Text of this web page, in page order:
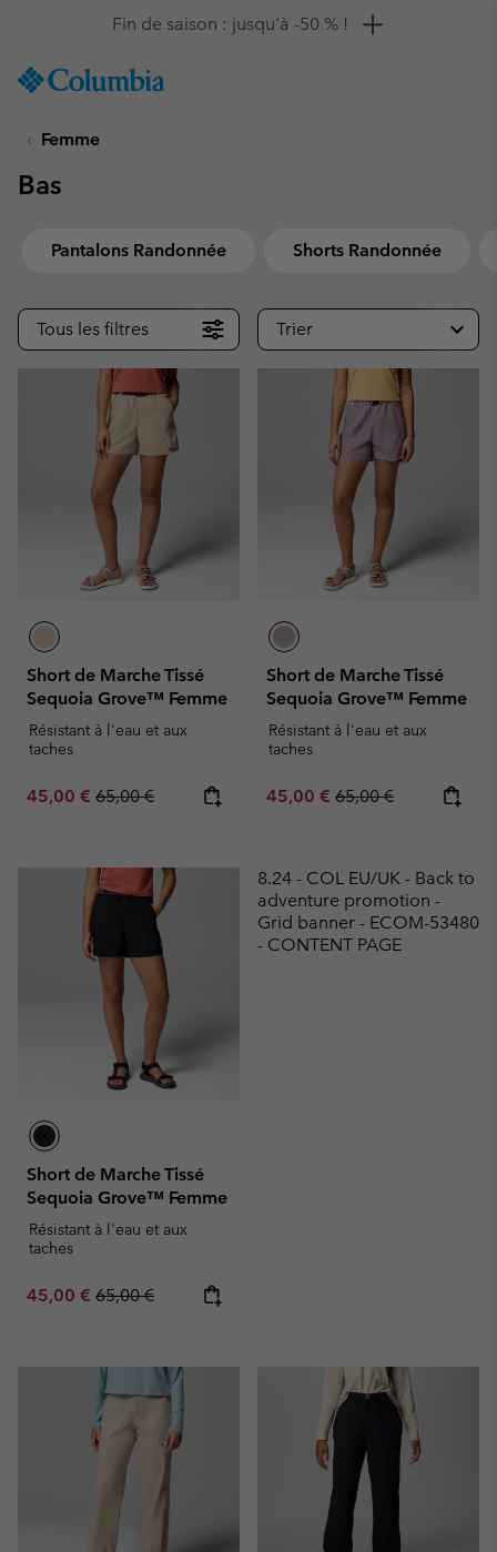
TO
SKIP
MAIN
SKIP
Remise de 10 % à saisir
Femme
Bas
Pantalons Randonnée Shorts Randonnée
Tous les filtres Trier
Short de Marche Tissé
Sequoia Grove™ Femme
Résistant à l'eau et aux
taches
Sale price:
45,00 € Regular price:
65,00 €
Short de Marche Tissé
Sequoia Grove™ Femme
Résistant à l'eau et aux
taches
Sale price:
45,00 € Regular price:
65,00 €
Short de Marche Tissé
Sequoia Grove™ Femme
Résistant à l'eau et aux
taches
Sale price:
45,00 € Regular price:
65,00 €
8.24 - COL EU/UK - Back to
adventure promotion -
Grid banner - ECOM-53480
- CONTENT PAGE